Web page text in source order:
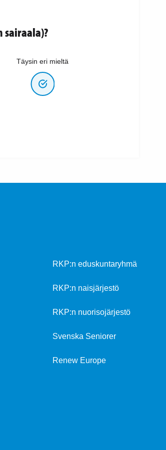
sairaala)?
Täysin eri mieltä
RKP:n eduskuntaryhmä
RKP:n naisjärjestö
RKP:n nuorisojärjestö
Svenska Seniorer
Renew Europe